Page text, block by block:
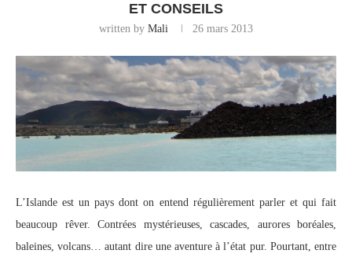
ET CONSEILS
written by Mali 26 mars 2013
L’Islande est un pays dont on entend régulièrement parler et qui fait
beaucoup rêver. Contrées mystérieuses, cascades, aurores boréales,
baleines, volcans… autant dire une aventure à l’état pur. Pourtant, entre